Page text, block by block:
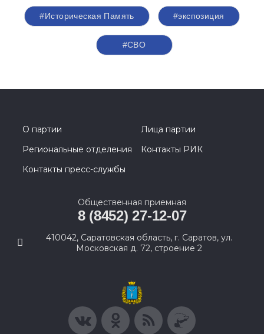
#Историческая Память #экспозиция
#СВО
О партии
Лица партии
Региональные отделения
Контакты РИК
Контакты пресс-службы
Общественная приемная
8 (8452) 27-12-07
410042, Саратовская область, г. Саратов, ул.
Московская д. 72, строение 2